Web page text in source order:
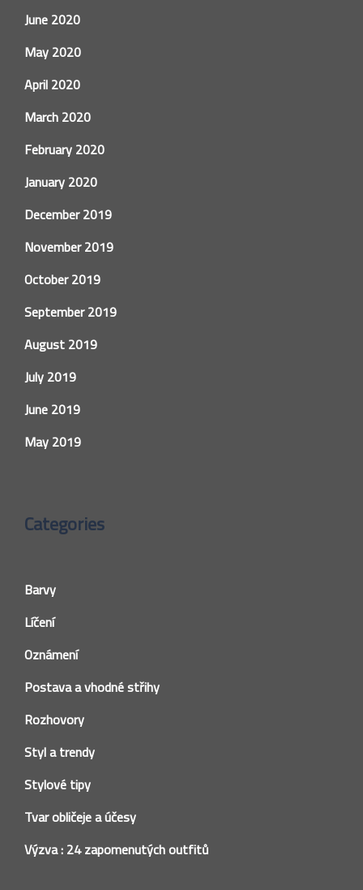
June 2020
May 2020
April 2020
March 2020
February 2020
January 2020
December 2019
November 2019
October 2019
September 2019
August 2019
July 2019
June 2019
May 2019
Categories
Barvy
Líčení
Oznámení
Postava a vhodné střihy
Rozhovory
Styl a trendy
Stylové tipy
Tvar obličeje a účesy
Výzva : 24 zapomenutých outfitů